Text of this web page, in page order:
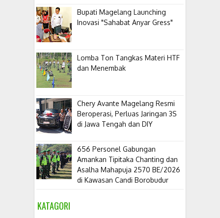
Bupati Magelang Launching
Inovasi "Sahabat Anyar Gress"
Lomba Ton Tangkas Materi HTF
dan Menembak
​Chery Avante Magelang Resmi
Beroperasi, Perluas Jaringan 3S
di Jawa Tengah dan DIY
656 Personel Gabungan
Amankan Tipitaka Chanting dan
Asalha Mahapuja 2570 BE/2026
di Kawasan Candi Borobudur
KATAGORI